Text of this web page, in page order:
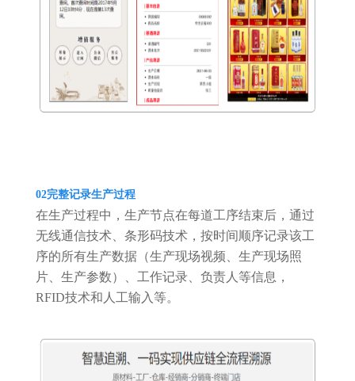
02完整记录生产过程
在生产过程中，生产节点在每道工序结束后，通过
无线通信技术、条形码技术，按时间顺序记录该工
序的所有生产数据（生产现场视频、生产现场照
片、生产参数）、工作记录、负责人等信息，
RFID技术和人工输入等。